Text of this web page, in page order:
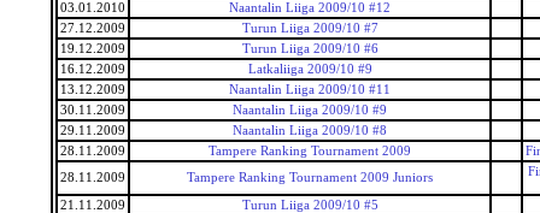
03.01.2010
Naantalin Liiga 2009/10 #12
27.12.2009
Turun Liiga 2009/10 #7
19.12.2009
Turun Liiga 2009/10 #6
16.12.2009
Latkaliiga 2009/10 #9
13.12.2009
Naantalin Liiga 2009/10 #11
30.11.2009
Naantalin Liiga 2009/10 #9
29.11.2009
Naantalin Liiga 2009/10 #8
28.11.2009
Tampere Ranking Tournament 2009
28.11.2009
Tampere Ranking Tournament 2009 Juniors
21.11.2009
Turun Liiga 2009/10 #5